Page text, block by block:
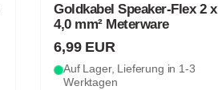
Goldkabel Speaker-Flex 2 x
4,0 mm² Meterware
6,99 EUR
Auf Lager, Lieferung in 1-3
Werktagen